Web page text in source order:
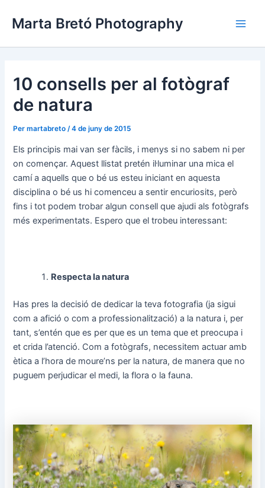
Marta Bretó Photography
10 consells per al fotògraf
de natura
Per martabreto /4 de juny de 2015
Els principis mai van ser fàcils, i menys si no sabem ni per
on començar. Aquest llistat pretén il·luminar una mica el
camí a aquells que o bé us esteu iniciant en aquesta
disciplina o bé us hi comenceu a sentir encuriosits, però
fins i tot podem trobar algun consell que ajudi als fotògrafs
més experimentats. Espero que el trobeu interessant:
Respecta la natura
Has pres la decisió de dedicar la teva fotografia (ja sigui
com a afició o com a professionalització) a la natura i, per
tant, s’entén que es per que es un tema que et preocupa i
et crida l’atenció. Com a fotògrafs, necessitem actuar amb
ètica a l’hora de moure’ns per la natura, de manera que no
puguem perjudicar el medi, la flora o la fauna.
d'entrades